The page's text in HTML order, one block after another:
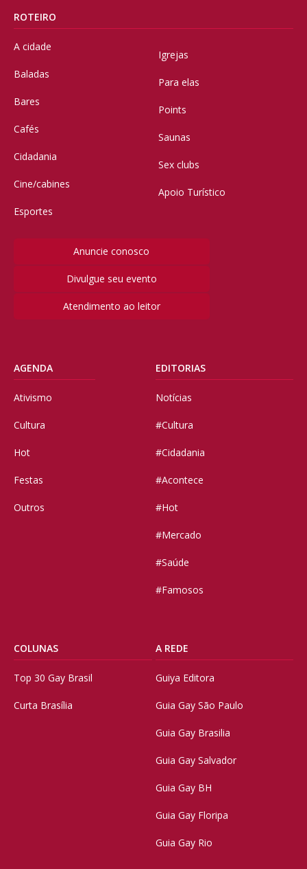
ROTEIRO
A cidade
Baladas
Bares
Cafés
Cidadania
Cine/cabines
Esportes
Igrejas
Para elas
Points
Saunas
Sex clubs
Apoio Turístico
Anuncie conosco
Divulgue seu evento
Atendimento ao leitor
AGENDA
Ativismo
Cultura
Hot
Festas
Outros
EDITORIAS
Notícias
#Cultura
#Cidadania
#Acontece
#Hot
#Mercado
#Saúde
#Famosos
COLUNAS
Top 30 Gay Brasil
Curta Brasília
A REDE
Guiya Editora
Guia Gay São Paulo
Guia Gay Brasilia
Guia Gay Salvador
Guia Gay BH
Guia Gay Floripa
Guia Gay Rio